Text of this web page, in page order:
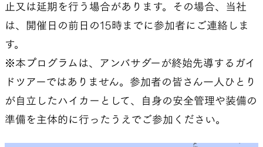
止又は延期を行う場合があります。その場合、当社
は、開催日の前日の15時までに参加者にご連絡しま
す。
※本プログラムは、アンバサダーが終始先導するガイ
ドツアーではありません。参加者の皆さん一人ひとり
が自立したハイカーとして、自身の安全管理や装備の
準備を主体的に行ったうえでご参加ください。